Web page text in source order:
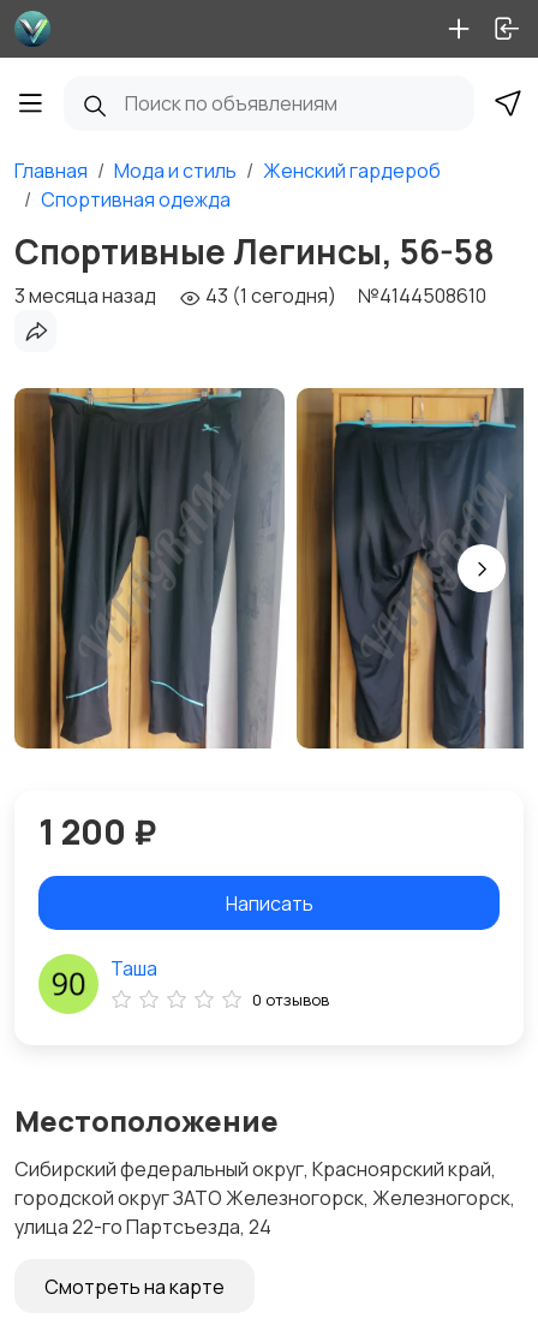
Главная Мода и стиль
Женский гардероб
Спортивная одежда
Спортивные Легинсы, 56-58
3 месяца назад 43 (1 сегодня) №4144508610
Местоположение
Сибирский федеральный округ, Красноярский край,
городской округ ЗАТО Железногорск, Железногорск,
улица 22-го Партсъезда, 24
Смотреть на карте
1 200 ₽
Написать
Таша
0 отзывов